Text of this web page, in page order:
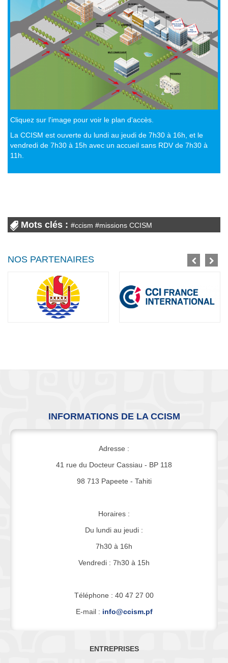
Cliquez sur l'image pour voir le plan d'accès.
La CCISM est ouverte du lundi au jeudi de 7h30 à 16h, et le
vendredi de 7h30 à 15h avec un accueil sans RDV de 7h30 à
11h.
Mots clés : #ccism #missions CCISM
NOS PARTENAIRES
INFORMATIONS DE LA CCISM
Adresse :
41 rue du Docteur Cassiau - BP 118
98 713 Papeete - Tahiti
Horaires :
Du lundi au jeudi :
7h30 à 16h
Vendredi : 7h30 à 15h
Téléphone : 40 47 27 00
E-mail : info@ccism.pf
ENTREPRISES